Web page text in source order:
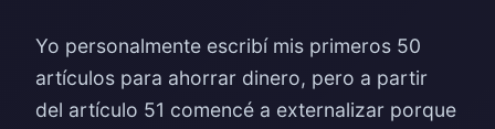
Yo personalmente escribí mis primeros 50
artículos para ahorrar dinero, pero a partir
del artículo 51 comencé a externalizar porque